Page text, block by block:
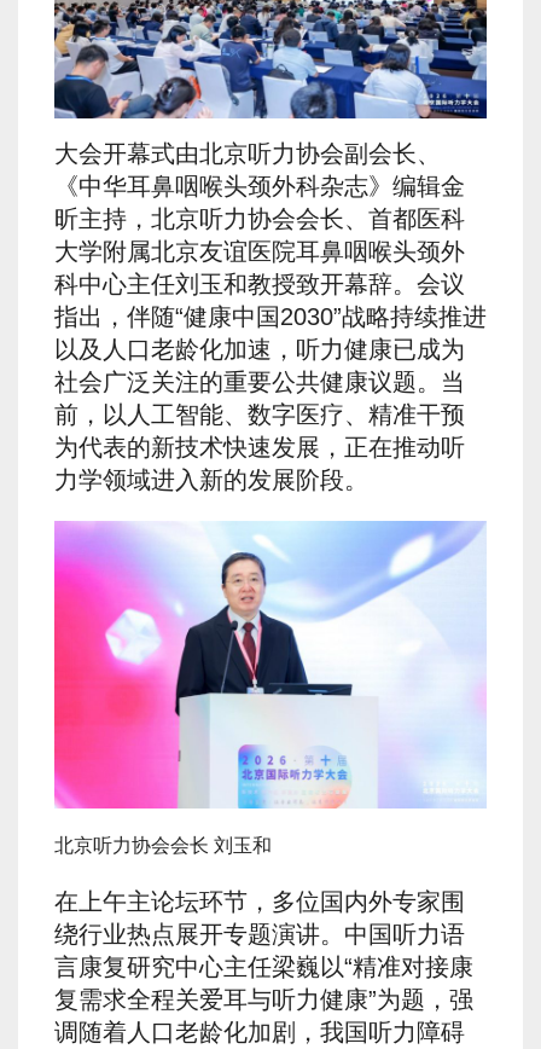
大会开幕式由北京听力协会副会长、
《中华耳鼻咽喉头颈外科杂志》编辑金
昕主持，北京听力协会会长、首都医科
大学附属北京友谊医院耳鼻咽喉头颈外
科中心主任刘玉和教授致开幕辞。会议
指出，伴随“健康中国2030”战略持续推进
以及人口老龄化加速，听力健康已成为
社会广泛关注的重要公共健康议题。当
前，以人工智能、数字医疗、精准干预
为代表的新技术快速发展，正在推动听
力学领域进入新的发展阶段。
北京听力协会会长 刘玉和
在上午主论坛环节，多位国内外专家围
绕行业热点展开专题演讲。中国听力语
言康复研究中心主任梁巍以“精准对接康
复需求全程关爱耳与听力健康”为题，强
调随着人口老龄化加剧，我国听力障碍